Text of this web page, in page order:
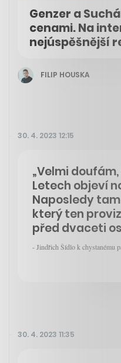
Genzer a
cenami. Na
nejúspěšnější
FILIP HOUSKA
30. 4. 2023 12:15
„Velmi
Letech objeví
Naposledy
který ten
před dvaceti
- Jindřich Šídlo k chystanému
30. 4. 2023 11:35